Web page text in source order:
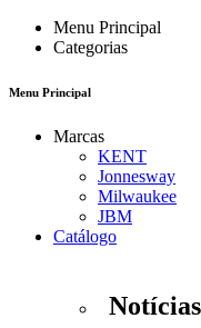
Menu Principal
Categorias
Menu Principal
Marcas
KENT
Jonnesway
Milwaukee
JBM
Catálogo